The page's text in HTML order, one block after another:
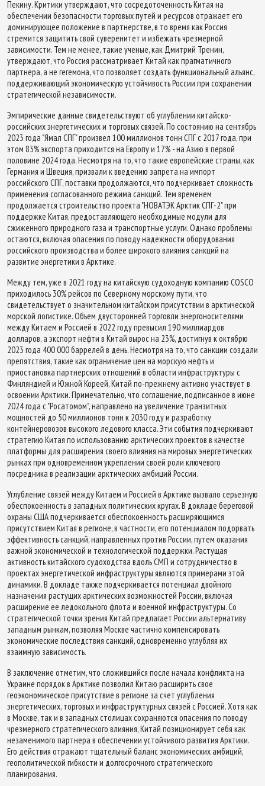
Пекину. Критики утверждают, что сосредоточенность Китая на
обеспечении безопасности торговых путей и ресурсов отражает его
доминирующее положение в партнерстве, в то время как Россия
стремится защитить свой суверенитет и избежать чрезмерной
зависимости. Тем не менее, такие ученые, как Дмитрий Тренин,
утверждают, что Россия рассматривает Китай как прагматичного
партнера, а не гегемона, что позволяет создать функциональный альянс,
поддерживающий экономическую устойчивость России при сохранении
стратегической независимости.
Эмпирические данные свидетельствуют об углублении китайско-
российских энергетических и торговых связей. По состоянию на сентябрь
2023 года "Ямал СПГ" произвел 100 миллионов тонн СПГ с 2017 года, при
этом 83% экспорта приходится на Европу и 17% - на Азию в первой
половине 2024 года. Несмотря на то, что такие европейские страны, как
Германия и Швеция, призвали к введению запрета на импорт
российского СПГ, поставки продолжаются, что подчеркивает сложность
применения согласованного режима санкций. Тем временем
продолжается строительство проекта "НОВАТЭК Арктик СПГ-2" при
поддержке Китая, предоставляющего необходимые модули для
сжиженного природного газа и транспортные услуги. Однако проблемы
остаются, включая опасения по поводу надежности оборудования
российского производства и более широкого влияния санкций на
развитие энергетики в Арктике.
Между тем, уже в 2021 году на китайскую судоходную компанию COSCO
приходилось 30% рейсов по Северному морскому пути, что
свидетельствует о значительном китайском присутствии в арктической
морской логистике. Объем двусторонней торговли энергоносителями
между Китаем и Россией в 2022 году превысил 190 миллиардов
долларов, а экспорт нефти в Китай вырос на 23%, достигнув к октябрю
2023 года 400 000 баррелей в день. Несмотря на то, что санкции создали
препятствия, такие как ограничение цен на морскую нефть и
приостановка партнерских отношений в области инфраструктуры с
Финляндией и Южной Кореей, Китай по-прежнему активно участвует в
освоении Арктики. Примечательно, что соглашение, подписанное в июне
2024 года с "Росатомом", направлено на увеличение транзитных
мощностей до 50 миллионов тонн к 2030 году и разработку
контейнеровозов высокого ледового класса. Эти события подчеркивают
стратегию Китая по использованию арктических проектов в качестве
платформы для расширения своего влияния на мировых энергетических
рынках при одновременном укреплении своей роли ключевого
посредника в реализации арктических амбиций России.
Углубление связей между Китаем и Россией в Арктике вызвало серьезную
обеспокоенность в западных политических кругах. В докладе береговой
охраны США подчеркивается обеспокоенность расширяющимся
присутствием Китая в регионе, в частности, его потенциалом подорвать
эффективность санкций, направленных против России, путем оказания
важной экономической и технологической поддержки. Растущая
активность китайского судоходства вдоль СМП и сотрудничество в
проектах энергетической инфраструктуры являются примерами этой
динамики. В докладе также подчеркивается потенциал двойного
назначения растущих арктических возможностей России, включая
расширение ее ледокольного флота и военной инфраструктуры. Со
стратегической точки зрения Китай предлагает России альтернативу
западным рынкам, позволяя Москве частично компенсировать
экономические последствия санкций, одновременно углубляя их
взаимную зависимость.
В заключение отметим, что сложившийся после начала конфликта на
Украине порядок в Арктике позволил Китаю расширить свое
геоэкономическое присутствие в регионе за счет углубления
энергетических, торговых и инфраструктурных связей с Россией. Хотя как
в Москве, так и в западных столицах сохраняются опасения по поводу
чрезмерного стратегического влияния, Китай позиционирует себя как
незаменимого партнера в обеспечении устойчивого развития Арктики.
Его действия отражают тщательный баланс экономических амбиций,
геополитической гибкости и долгосрочного стратегического
планирования.